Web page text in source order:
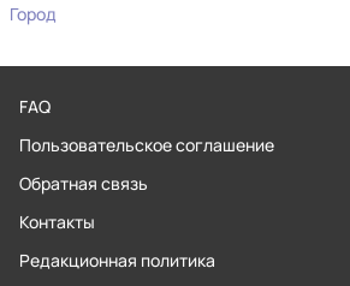
Город
FAQ
Пользовательское соглашение
Обратная связь
Контакты
Редакционная политика